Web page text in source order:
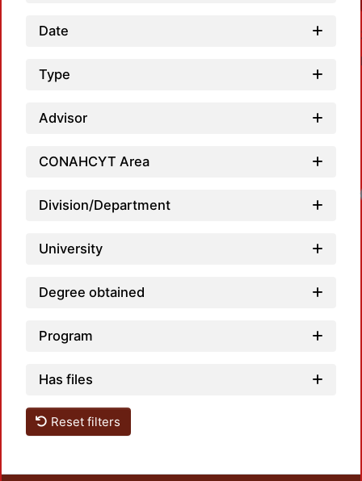
Date
Type
Advisor
CONAHCYT Area
Division/Department
University
Degree obtained
Program
Has files
Reset filters